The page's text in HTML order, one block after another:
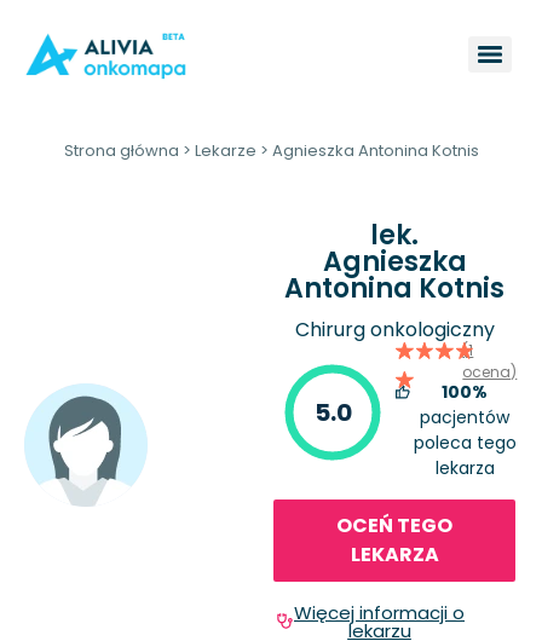
Strona główna > Lekarze > Agnieszka Antonina Kotnis
lek.
Agnieszka
Antonina Kotnis
Chirurg onkologiczny
5.0
(1
ocena)
100%
pacjentów
poleca tego
lekarza
OCEŃ TEGO
LEKARZA
Więcej informacji o
lekarzu